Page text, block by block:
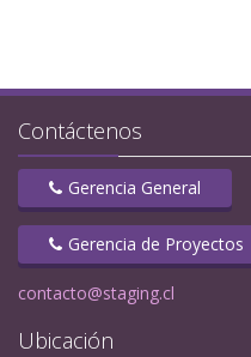
Contáctenos
Gerencia General
Gerencia de Proyectos
contacto@staging.cl
Ubicación